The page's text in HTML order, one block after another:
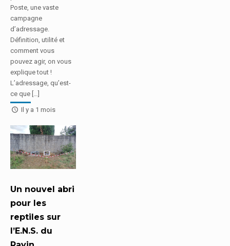
Poste, une vaste
campagne
d’adressage.
Définition, utilité et
comment vous
pouvez agir, on vous
explique tout !
L’adressage, qu’est-
ce que […]
Il y a 1 mois
Un nouvel abri
pour les
reptiles sur
l’E.N.S. du